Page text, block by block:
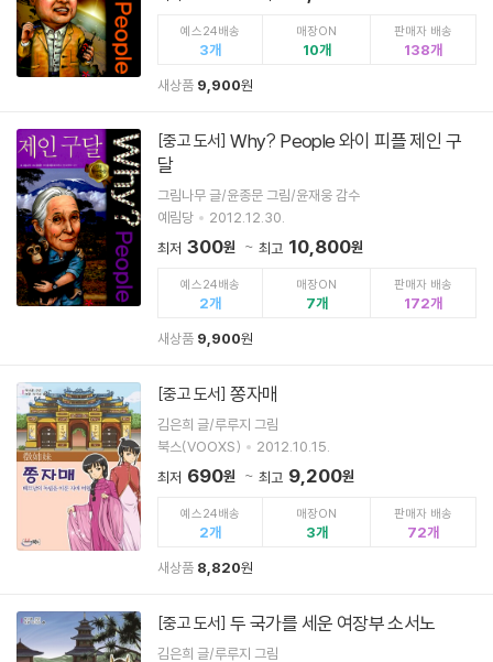
예스24배송
3
매장ON
10
판매자 배송
138
새상품 9,900원
[중고 도서] Why? People 와이 피플 제인 구
달
그림나무 글/윤종문 그림/윤재웅 감수
예림당
2012.12.30.
최저 300원 최고 10,800원
예스24배송
2
매장ON
7
판매자 배송
172
새상품 9,900원
[중고 도서] 쫑자매
김은희 글/루루지 그림
북스(VOOXS)
2012.10.15.
최저 690원 최고 9,200원
예스24배송
2
매장ON
3
판매자 배송
72
새상품 8,820원
[중고 도서] 두 국가를 세운 여장부 소서노
김은희 글/루루지 그림